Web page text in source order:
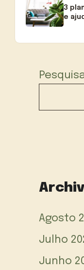
3
e
Agosto
Julho
Junho